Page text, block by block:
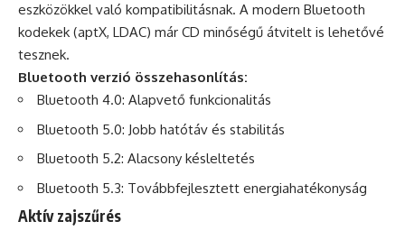
eszközökkel való kompatibilitásnak. A modern Bluetooth
kodekek (aptX, LDAC) már CD minőségű átvitelt is lehetővé
tesznek.
Bluetooth verzió összehasonlítás:
Bluetooth 4.0: Alapvető funkcionalitás
Bluetooth 5.0: Jobb hatótáv és stabilitás
Bluetooth 5.2: Alacsony késleltetés
Bluetooth 5.3: Továbbfejlesztett energiahatékonyság
Aktív zajszűrés